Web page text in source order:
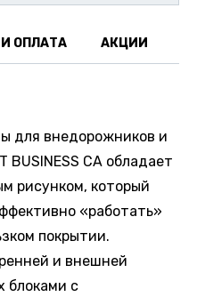
ОПЛАТА АКЦИИ
для внедорожников и
BUSINESS CA обладает
рисунком, который
«работать»
покрытии.
и внешней
блоками с